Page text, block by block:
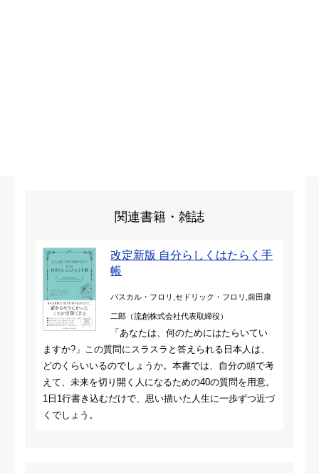
関連書籍・雑誌
改定新版 自分らしくはたらく手
帳
パスカル・フロリ,セドリック・フロリ,前田康
二郎（流創株式会社代表取締役）
「あなたは、何のためにはたらいてい
ますか?」この質問にスラスラと答えられる日本人は、
どのくらいいるのでしょうか。本書では、自分の頭で考
えて、未来を切り開く人になるための40の質問を用意。
1日1行書き込むだけで、思い描いた人生に一歩ずつ近づ
くでしょう。